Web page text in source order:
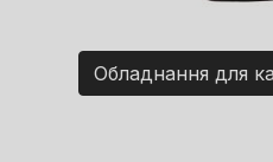
Обладнання для